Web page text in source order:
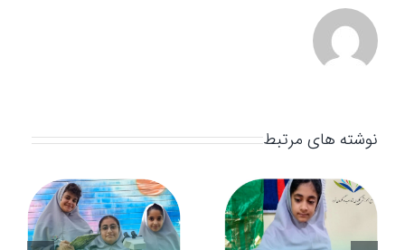
نوشته های مرتبط